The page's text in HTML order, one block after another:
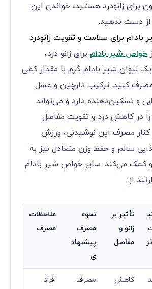
برای زانودرد هستید، خواندن این
از دست ندهید.
برای سلامت و تقویت زانودرد
خواص شیر بادام برای زانو درد،
یک لیوان شیر بادام گرم با مقدار کمی
کنید. ترکیب دارچین و عسل
و تسکین‌دهنده دارد و می‌تواند
را در کاهش درد و تقویت مفاصل
مصرف این نوشیدنی، ورزش
سالم و حفظ وزن متعادل نیز به
کمک می‌کند. سایر خواص شیر بادام
از:
تأثیر بر
زانو و
مفاصل
نحوه
مصرف
پیشنهاد
ی
ملاحظات
مصرف
کاهش
مصرف
افراد